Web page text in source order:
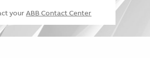
your ABB Contact Center